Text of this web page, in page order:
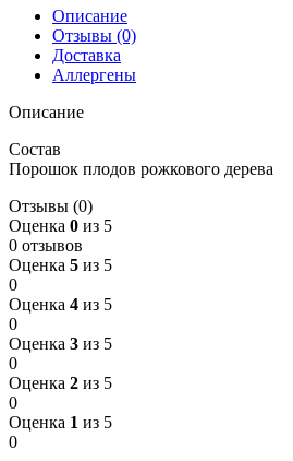
Описание
Отзывы (0)
Доставка
Аллергены
Описание
Состав
Порошок плодов рожкового дерева
Отзывы (0)
Оценка 0 из 5
0 отзывов
Оценка 5 из 5
0
Оценка 4 из 5
0
Оценка 3 из 5
0
Оценка 2 из 5
0
Оценка 1 из 5
0